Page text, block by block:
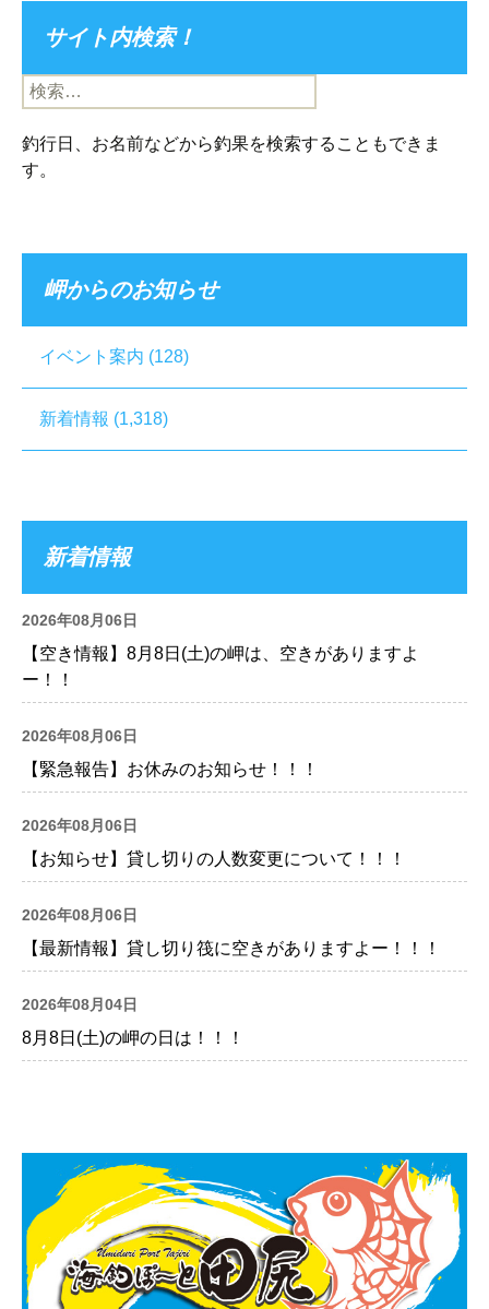
サイト内検索！
検
索:
釣行日、お名前などから釣果を検索することもできま
す。
岬からのお知らせ
イベント案内 (128)
新着情報 (1,318)
新着情報
2026年08月06日
【空き情報】8月8日(土)の岬は、空きがありますよ
ー！！
2026年08月06日
【緊急報告】お休みのお知らせ！！！
2026年08月06日
【お知らせ】貸し切りの人数変更について！！！
2026年08月06日
【最新情報】貸し切り筏に空きがありますよー！！！
2026年08月04日
8月8日(土)の岬の日は！！！